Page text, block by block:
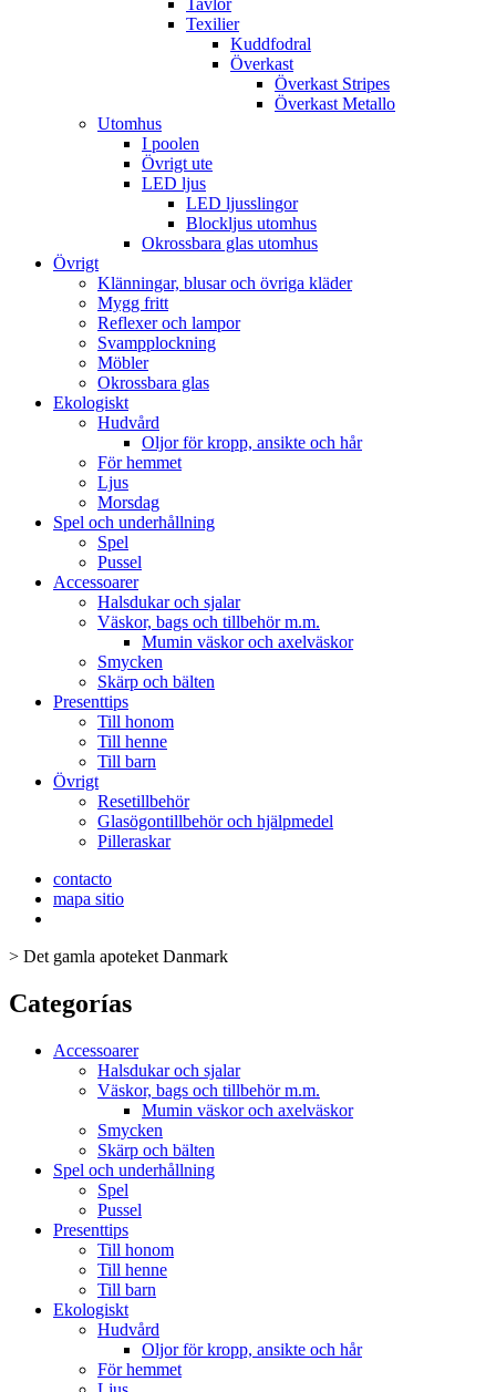
Tavlor
Texilier
Kuddfodral
Överkast
Överkast Stripes
Överkast Metallo
Utomhus
I poolen
Övrigt ute
LED ljus
LED ljusslingor
Blockljus utomhus
Okrossbara glas utomhus
Övrigt
Klänningar, blusar och övriga kläder
Mygg fritt
Reflexer och lampor
Svampplockning
Möbler
Okrossbara glas
Ekologiskt
Hudvård
Oljor för kropp, ansikte och hår
För hemmet
Ljus
Morsdag
Spel och underhållning
Spel
Pussel
Accessoarer
Halsdukar och sjalar
Väskor, bags och tillbehör m.m.
Mumin väskor och axelväskor
Smycken
Skärp och bälten
Presenttips
Till honom
Till henne
Till barn
Övrigt
Resetillbehör
Glasögontillbehör och hjälpmedel
Pilleraskar
contacto
mapa sitio
> Det gamla apoteket Danmark
Categorías
Accessoarer
Halsdukar och sjalar
Väskor, bags och tillbehör m.m.
Mumin väskor och axelväskor
Smycken
Skärp och bälten
Spel och underhållning
Spel
Pussel
Presenttips
Till honom
Till henne
Till barn
Ekologiskt
Hudvård
Oljor för kropp, ansikte och hår
För hemmet